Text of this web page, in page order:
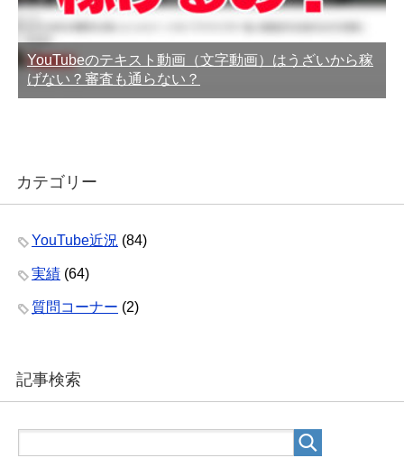
YouTubeのテキスト動画（文字動画）はうざいから稼
げない？審査も通らない？
カテゴリー
YouTube近況 (84)
実績 (64)
質問コーナー (2)
記事検索